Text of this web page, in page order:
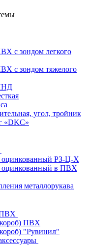
с зондом легкого
с зондом тяжелого
угол, тройник
«DKC»
оцинкованный РЗ-Ц-Х
оцинкованный в ПВХ
металлорукава
ПВХ
ПВХ
"Рувинил"